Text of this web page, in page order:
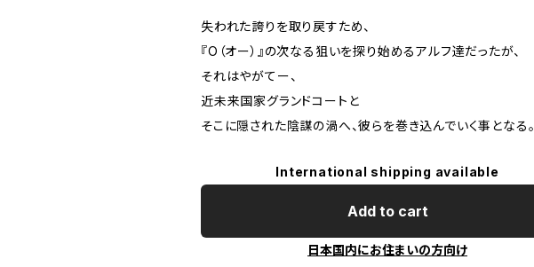
失われた誇りを取り戻すため、
『O（オー）』の次なる狙いを探り始めるアルフ達だったが、
それはやがてー、
近未来国家グランドコートと
そこに隠された陰謀の渦へ、彼らを巻き込んでいく事となる。
International shipping available
Add to cart
日本国内にお住まいの方向け